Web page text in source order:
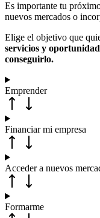
Es importante tu
nuevos mercados o
Elige el objetivo que
servicios y
conseguirlo.
Emprender
Financiar mi empresa
Acceder a nuevos
Formarme